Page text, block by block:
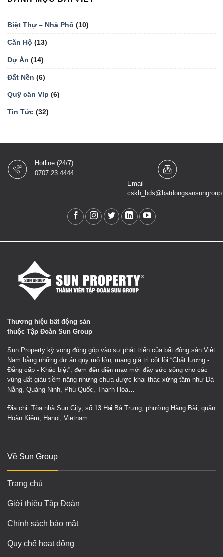
Biệt Thự – Nhà Phố (10)
Căn Hộ (13)
Dự Án (14)
Đất Nền (6)
Quỹ căn Vip (6)
Tin Tức (32)
Hotline (24/7)
0707.23.4444
Email
Thương hiệu bất động sản
thuộc Tập Đoàn Sun Group
Sun Property kỳ vọng đóng góp vào sự phát triển của bất động sản Việt
Nam bằng những dự án quy mô lớn, mang giá trị cốt lõi “Chất lượng -
Đẳng cấp - Khác biệt”, đem đến diện mạo mới đầy sức sống cho các
vùng đất giàu tiềm năng nhưng chưa được khai thác xứng tầm như Đà
Nẵng, Quảng Ninh, Phú Quốc, Thanh Hóa…
Địa chỉ: Tòa nhà Sun City, số 13 Hai Bà Trưng, phường Hàng Bài, quận
Hoàn Kiếm, Hanoi, Vietnam
Về Sun Group
Trang chủ
Giới thiệu Tập Đoàn
Chính sách bảo mật
Quy chế hoạt động